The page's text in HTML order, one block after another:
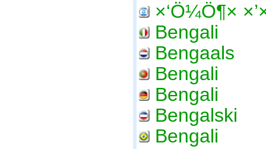
×‘Ö¼Ö¶×
Bengali
Bengaals
Bengali
Bengali
Bengalski
Bengali